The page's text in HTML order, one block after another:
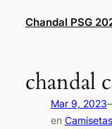
Chandal PSG
chandal
Mar 9, 2023
en